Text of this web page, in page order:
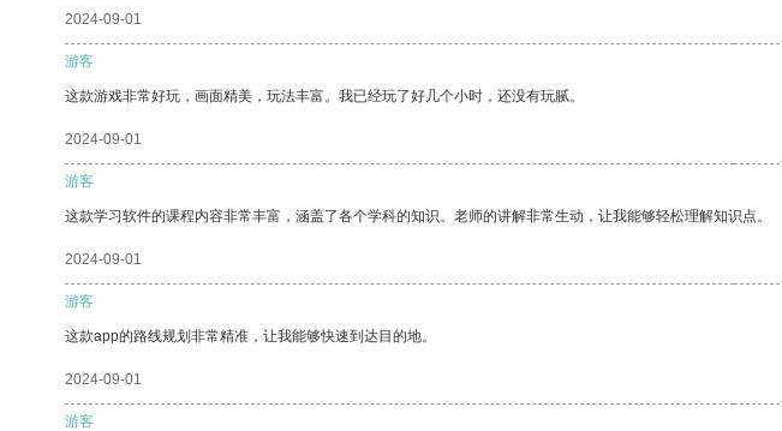
2024-09-01
游客
这款游戏非常好玩，画面精美，玩法丰富。我已经玩了好几个小时，还没有玩腻。
2024-09-01
游客
这款学习软件的课程内容非常丰富，涵盖了各个学科的知识。老师的讲解非常生动，让我能够轻松理解知识点。
2024-09-01
游客
这款app的路线规划非常精准，让我能够快速到达目的地。
2024-09-01
游客